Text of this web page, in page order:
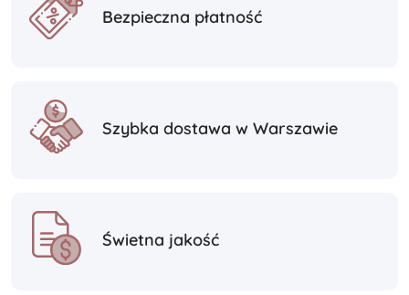
Bezpieczna płatność
Szybka dostawa w Warszawie
Świetna jakość